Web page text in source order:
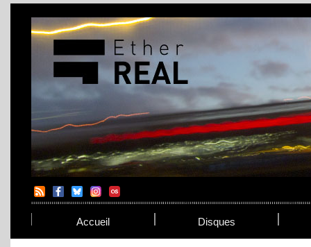
Accueil Disques